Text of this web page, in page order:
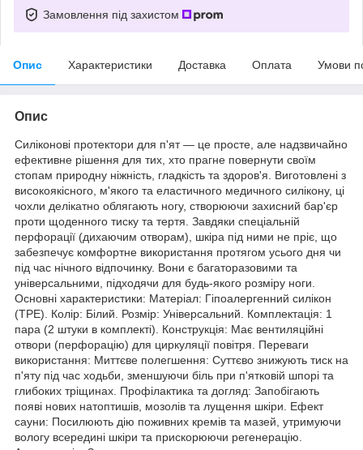
Замовлення під захистом
Опис Характеристики Доставка Оплата Умови
Опис
Силіконові протектори для п'ят — це просте, але надзвичайно
ефективне рішення для тих, хто прагне повернути своїм
стопам природну ніжність, гладкість та здоров'я. Виготовлені з
високоякісного, м'якого та еластичного медичного силікону, ці
чохли делікатно облягають ногу, створюючи захисний бар'єр
проти щоденного тиску та тертя. Завдяки спеціальній
перфорації (дихаючим отворам), шкіра під ними не пріє, що
забезпечує комфортне використання протягом усього дня чи
під час нічного відпочинку. Вони є багаторазовими та
універсальними, підходячи для будь-якого розміру ноги.
Основні характеристики: Матеріал: Гіпоалергенний силікон
(TPE). Колір: Білий. Розмір: Універсальний. Комплектація: 1
пара (2 штуки в комплекті). Конструкція: Має вентиляційні
отвори (перфорацію) для циркуляції повітря. Переваги
використання: Миттєве полегшення: Суттєво знижують тиск на
п'яту під час ходьби, зменшуючи біль при п'ятковій шпорі та
глибоких тріщинах. Профілактика та догляд: Запобігають
появі нових натоптишів, мозолів та лущення шкіри. Ефект
сауни: Посилюють дію поживних кремів та мазей, утримуючи
вологу всередині шкіри та прискорюючи регенерацію.